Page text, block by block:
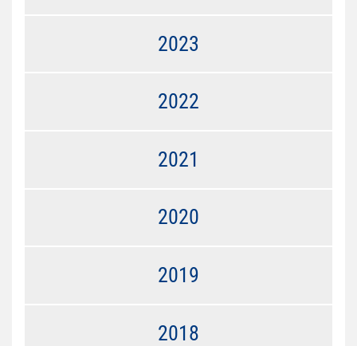
2023
2022
2021
2020
2019
2018